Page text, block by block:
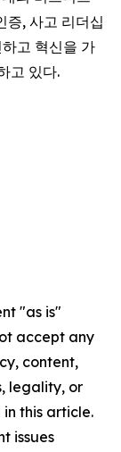
증, 사고 리더십
고 혁신을 가
고 있다.
"as is"
accept any
content,
legality, or
this article.
issues